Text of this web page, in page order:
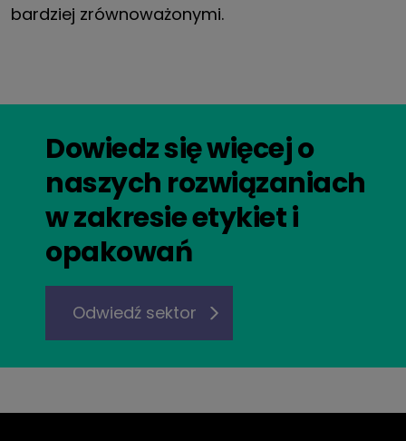
bardziej zrównoważonymi.
Dowiedz się więcej o
naszych rozwiązaniach
w zakresie etykiet i
opakowań
Odwiedź sektor